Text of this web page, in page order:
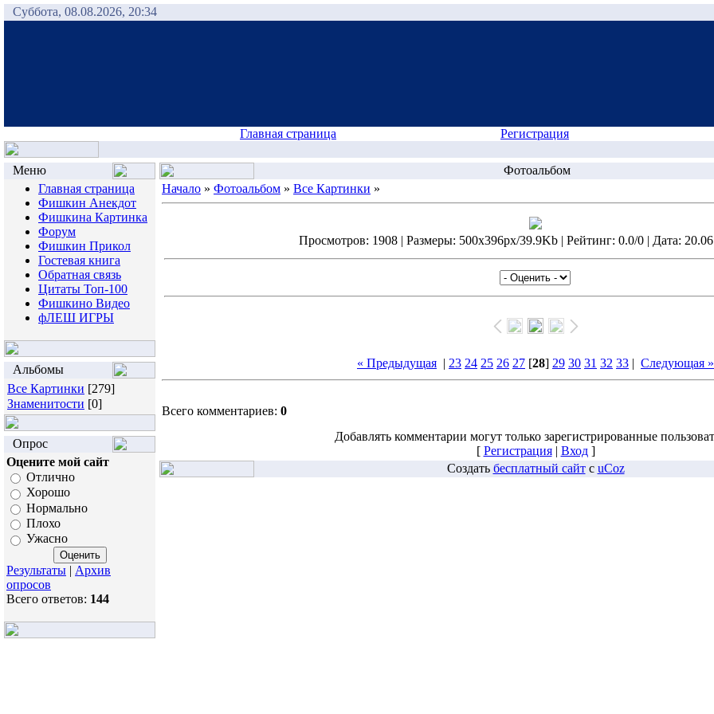
Суббота, 08.08.2026, 20:34
Главная страница Регистрация
Меню
Главная страница
Фишкин Анекдот
Фишкина Картинка
Форум
Фишкин Прикол
Гостевая книга
Обратная связь
Цитаты Топ-100
Фишкино Видео
фЛЕШ ИГРЫ
Альбомы
Все Картинки [279]
Знаменитости [0]
Опрос
Оцените мой сайт
Отлично
Хорошо
Нормально
Плохо
Ужасно
Результаты | Архив
опросов
Всего ответов: 144
Фотоальбом
Начало » Фотоальбом » Все Картинки »
Просмотров: 1908 | Размеры: 500x396px/39.9Kb | Рейтинг: 0.0/0 | Дата:
« Предыдущая | 23 24 25 26 27 [28] 29 30 31 32 33 | Следующая »
Всего комментариев: 0
Добавлять комментарии могут только зарегистрированные
[ Регистрация| Вход]
Создать бесплатный сайтс uCoz